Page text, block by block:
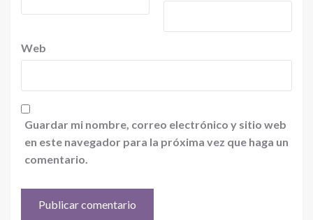
Web
Guardar mi nombre, correo electrónico y sitio web
en este navegador para la próxima vez que haga un
comentario.